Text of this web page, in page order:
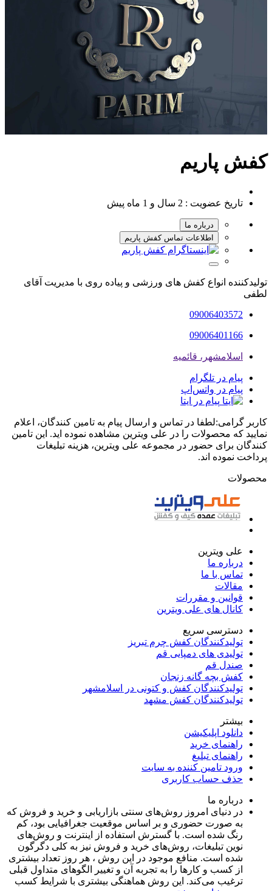
کفش پاریم
تاریخ عضویت : 2 سال و 1 ماه پیش
درباره ما
اطلاعات تماس کفش پاریم
تولیدکننده انواع کفش های ورزشی و پیاده روی با مدیریت آقای
لطفی
09006403572
09006401166
اسلامشهر، قائمیه
پیام در تلگرام
پیام در واتس‌اپ
پیام در ایتا
کاربر گرامی:لطفا در تماس و ارسال پیام به تامین کنندگان، اعلام
نمایید که محصولات را در علی ویترین مشاهده نموده اید. این تامین
کنندگان برای حضور در مجموعه علی ویترین، هزینه تبلیغات
پرداخت نموده اند.
محصولات
علی ویترین
درباره ما
تماس با ما
مقالات
قوانین و مقررات
کانال های علی ویترین
دسترسی سریع
تولیدکنندگان کفش چرم تبریز
تولیدی های دمپایی قم
صندل قم
کفش بچه گانه زنجان
تولیدکنندگان کفش و کتونی در اسلامشهر
تولیدکنندگان کفش مشهد
بیشتر
دانلود اپلیکیشن
راهنمای خرید
راهنمای تبلیغ
ورود تامین کننده به سایت
حذف حساب کاربری
درباره ما
در دنیای امروز روش‌های سنتی بازاریابی و خرید و فروش که
به صورت حضوری و بر اساس موقعیت جغرافیایی بود، کم
رنگ شده است. با گسترش استفاده از اینترنت و روش‌های
نوین تبلیغات، روش‌های خرید و فروش نیز به کلی دگرگون
شده است. منافع موجود در این روش ، هر روز تعداد بیشتری
از کسب و کارها را به تجربه‌ آن و تغییر الگوهای متداول قبلی
ترغیب می‌کند. این روش هماهنگی بیشتری با شرایط کسب